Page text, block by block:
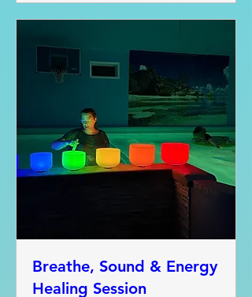
Breathe, Sound & Energy
Healing Session